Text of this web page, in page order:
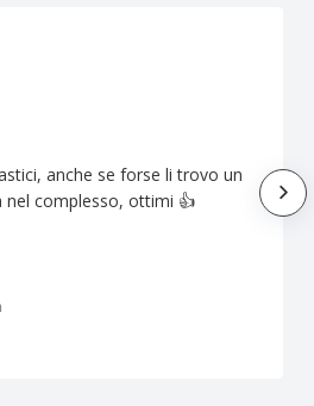
anche se forse li trovo un
complesso, ottimi 👍